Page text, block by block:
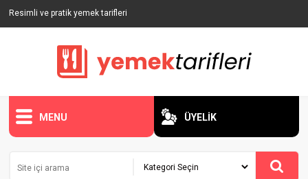
Resimli ve pratik yemek tarifleri
MENU ÜYELİK